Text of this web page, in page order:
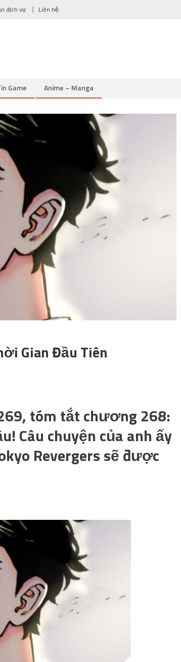
dịch vụ Liên hệ
Game Anime – Manga
Gian Đầu Tiên
tóm tắt chương 268:
Câu chuyện của anh ấy
Revergers sẽ được